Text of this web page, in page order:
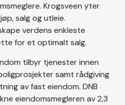
Krogsveen yter
salg og utleie.
verdens enkleste
for et optimalt salg.
tilbyr tjenester innen
samt rådgiving
av fast eiendom. DNB
eiendomsmegleren av 2,3